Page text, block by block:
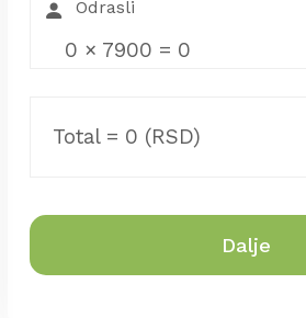
0 × 7900 = 0
Total = 0 (RSD)
Dalje